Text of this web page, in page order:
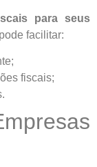
para seus
facilitar:
fiscais;